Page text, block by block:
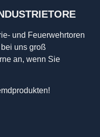
und Feuerwehrtoren
uns groß
an, wenn Sie